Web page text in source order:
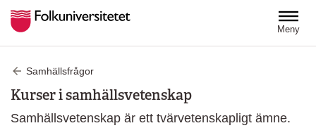
Meny
Samhällsfrågor
Kurser i samhällsvetenskap
Samhällsvetenskap är ett tvärvetenskapligt ämne.